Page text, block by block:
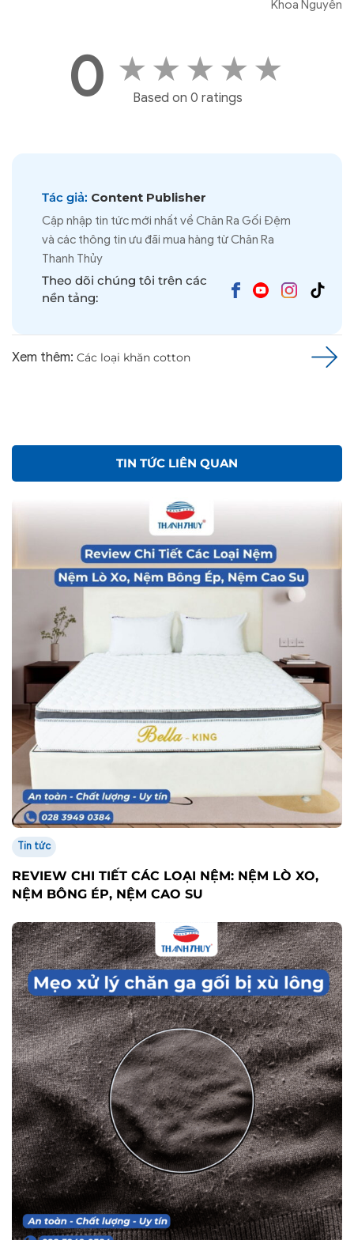
Khoa Nguyễn
0 ★ ★ ★ ★ ★
Based on 0 ratings
Tác giả: Content Publisher
Cập nhập tin tức mới nhất về Chăn Ra Gối Đệm
và các thông tin ưu đãi mua hàng từ Chăn Ra
Thanh Thủy
Theo dõi chúng tôi trên các
nền tảng:
Xem thêm: Các loại khăn cotton
TIN TỨC LIÊN QUAN
Tin tức
REVIEW CHI TIẾT CÁC LOẠI NỆM: NỆM LÒ XO,
NỆM BÔNG ÉP, NỆM CAO SU